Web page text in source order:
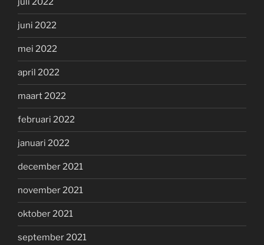
juni 2022
mei 2022
april 2022
maart 2022
februari 2022
januari 2022
december 2021
november 2021
oktober 2021
september 2021